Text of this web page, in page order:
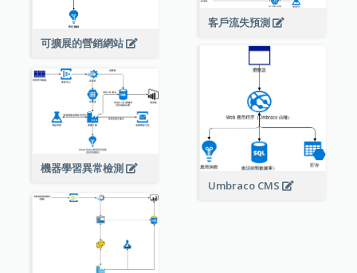
可擴展的營銷網站
客戶流失預測
Umbraco CMS
機器學習異常檢測